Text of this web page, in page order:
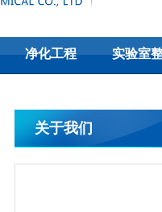
净化工程 实验室
关于我们